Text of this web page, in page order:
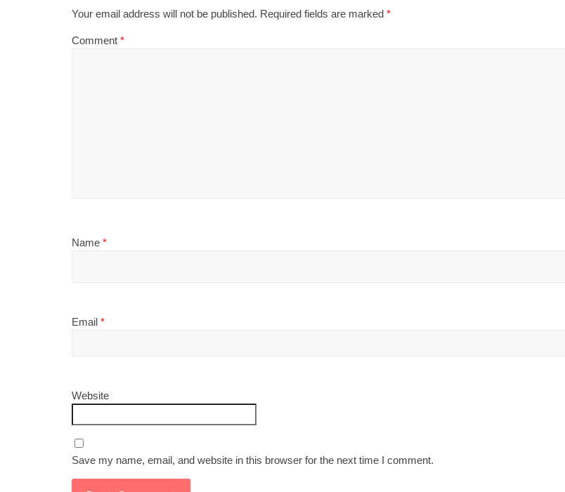
Your email address will not be published. Required fields are marked *
Comment *
Name *
Email *
Website
Save my name, email, and website in this browser for the next time I comment.